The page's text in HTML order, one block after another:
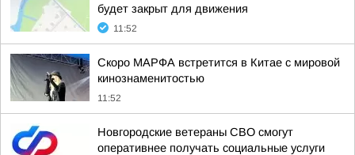
будет закрыт для движения
11:52
Скоро МАРФА встретится в Китае с мировой
кинознаменитостью
11:52
Новгородские ветераны СВО смогут
оперативнее получать социальные услуги